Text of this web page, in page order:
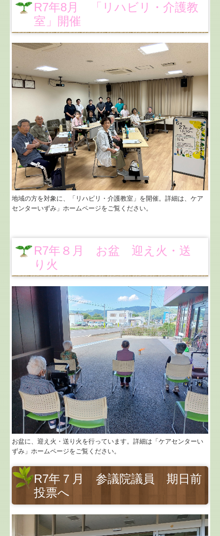
R7年8月 「リハビリ・介護教
室」開催
地域の方を対象に、「リハビリ・介護教室」を開催。詳細は、ケア
センターいずみ」ホームページをご覧ください。
R7年８月 お盆 迎え火・送
り火
お盆に、迎え火・送り火を行っています。詳細は「ケアセンターい
ずみ」ホームページをご覧ください。
R7年７月 参議院議員 期日前
投票へ